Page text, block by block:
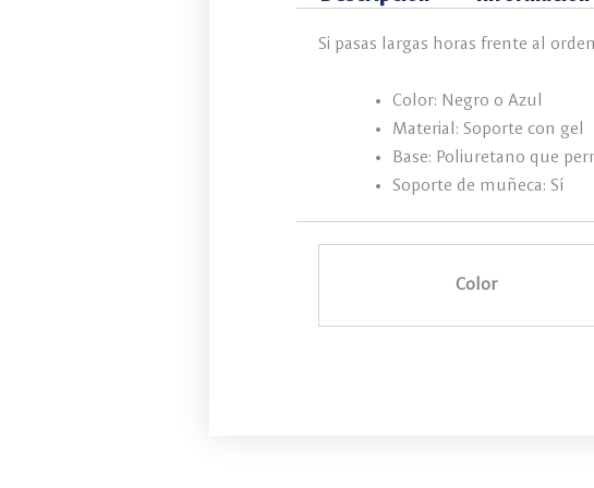
Si pasas largas horas frente al
Color: Negro o Azul
Material: Soporte con gel
Base: Poliuretano que
Soporte de muñeca: Sí
Color